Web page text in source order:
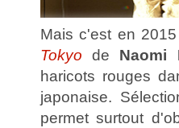
Mais c'est en
Tokyo de Naomi
haricots rouges
japonaise.
permet surtout